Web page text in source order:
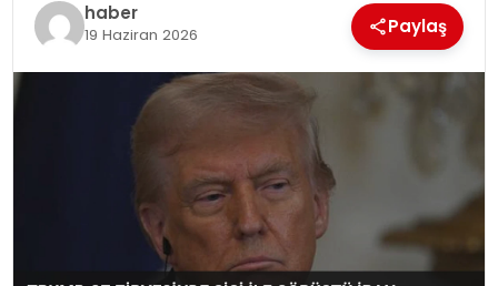
haber
19 Haziran 2026 Paylaş